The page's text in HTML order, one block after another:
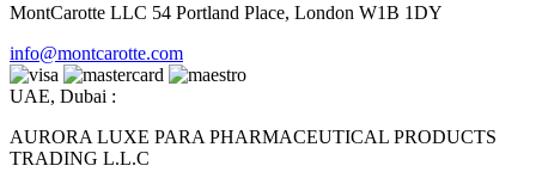
MontCarotte LLC 54 Portland Place, London W1B 1DY
info@montcarotte.com
UAE, Dubai :
AURORA LUXE PARA PHARMACEUTICAL PRODUCTS
TRADING L.L.C